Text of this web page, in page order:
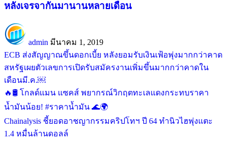
หลังเจรจากันมานานหลายเดือน
admin มีนาคม 1, 2019
ECB ส่งสัญญาณขึ้นดอกเบี้ย หลังยอมรับเงินเฟ้อพุ่งมากกว่าคาด
สหรัฐเผยตัวเลขการเปิดรับสมัครงานเพิ่มขึ้นมากกว่าคาดใน
เดือนมี.ค.￼
🔥🛢️ โกลด์แมน แซคส์ พยากรณ์วิกฤตทะเลแดงกระทบราคา
น้ำมันน้อย! #ราคาน้ำมัน 🌊🌍
Chainalysis ชี้ยอดอาชญากรรมคริปโทฯ ปี 64 ทำนิวไฮพุ่งแตะ
1.4 หมื่นล้านดอลล์